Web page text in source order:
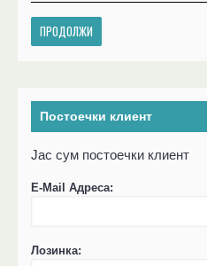
ПРОДОЛЖИ
Постоечки клиент
Јас сум постоечки клиент
E-Mail Адреса:
Лозинка: